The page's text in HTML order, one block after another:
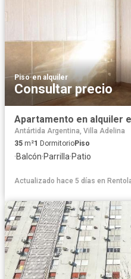
Piso·en alquiler
Consultar precio
Apartamento en alquiler
Antártida Argentina, Villa Adelina
35 m²1 DormitorioPiso
·Balcón·Parrilla·Patio
Actualizado hace 5 días en